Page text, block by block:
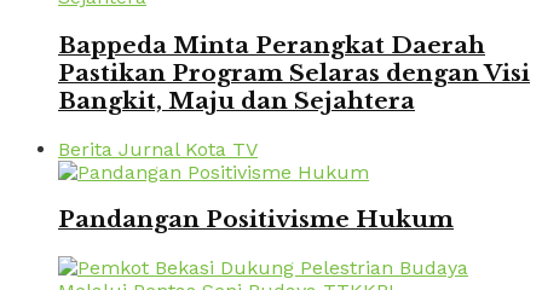
Bappeda Minta Perangkat Daerah
Pastikan Program Selaras dengan Visi
Bangkit, Maju dan Sejahtera
Berita Jurnal Kota TV
Pandangan Positivisme Hukum